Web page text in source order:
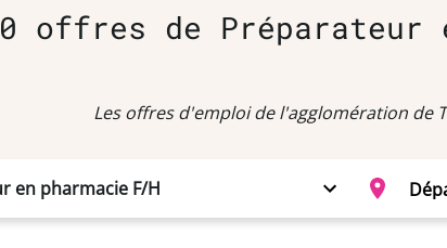
0 offres de Préparateur
Les offres d'emploi de l'agglomération de